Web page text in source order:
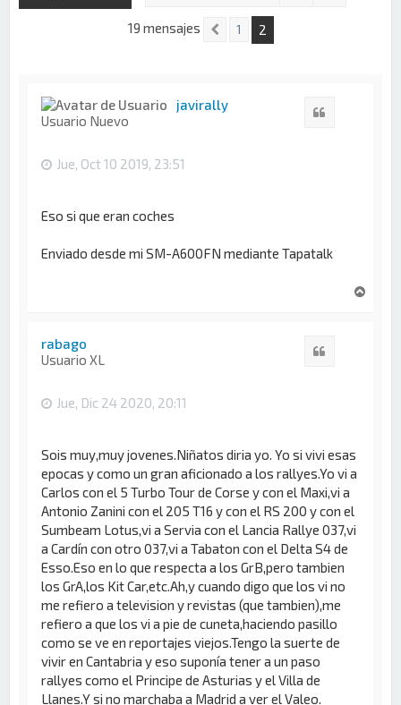
19 mensajes Anterior
1 2
javirally
Usuario Nuevo
Jue, Oct 10 2019, 23:51
Eso si que eran coches
Enviado desde mi SM-A600FN mediante Tapatalk
rabago
Usuario XL
Jue, Dic 24 2020, 20:11
Sois muy,muy jovenes.Niñatos diria yo. Yo si vivi esas
epocas y como un gran aficionado a los rallyes.Yo vi a
Carlos con el 5 Turbo Tour de Corse y con el Maxi,vi a
Antonio Zanini con el 205 T16 y con el RS 200 y con el
Sumbeam Lotus,vi a Servia con el Lancia Rallye 037,vi
a Cardín con otro 037,vi a Tabaton con el Delta S4 de
Esso.Eso en lo que respecta a los GrB,pero tambien
los GrA,los Kit Car,etc.Ah,y cuando digo que los vi no
me refiero a television y revistas (que tambien),me
refiero a que los vi a pie de cuneta,haciendo pasillo
como se ve en reportajes viejos.Tengo la suerte de
vivir en Cantabria y eso suponía tener a un paso
rallyes como el Principe de Asturias y el Villa de
Llanes.Y si no marchaba a Madrid a ver el Valeo.